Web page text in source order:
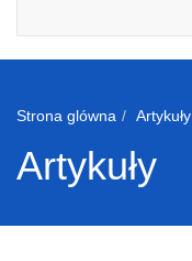
Strona glówna Artykuły
Artykuły